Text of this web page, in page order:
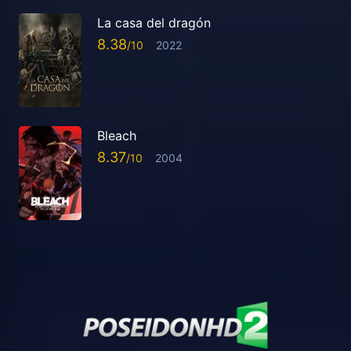
La casa del dragón
8.38 2022
Bleach
8.37 2004